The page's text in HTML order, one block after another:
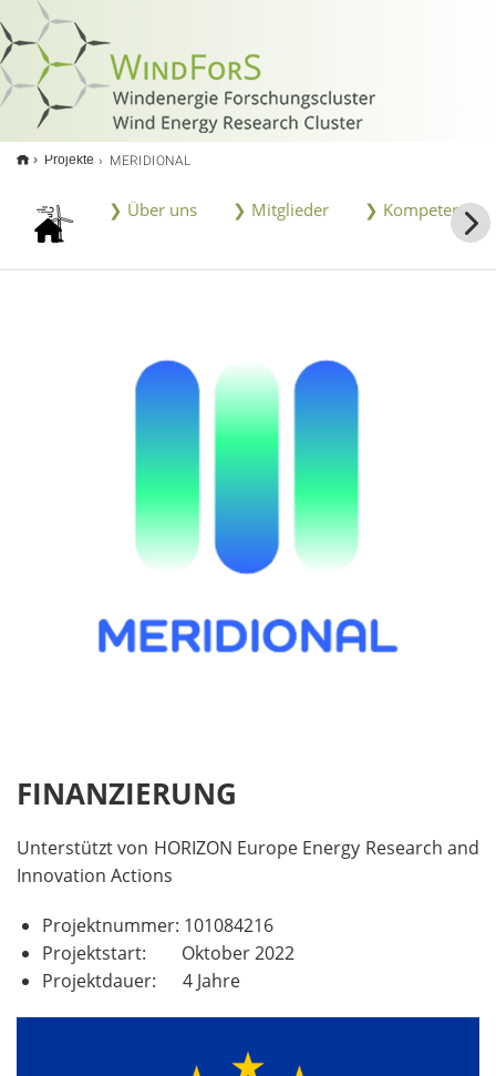
Projekte MERIDIONAL
❯ Über uns ❯ Mitglieder ❯ Kompetenzen
FINANZIERUNG
Unterstützt von HORIZON Europe Energy Research and
Innovation Actions
Projektnummer: 101084216
Projektstart: Oktober 2022
Projektdauer: 4 Jahre